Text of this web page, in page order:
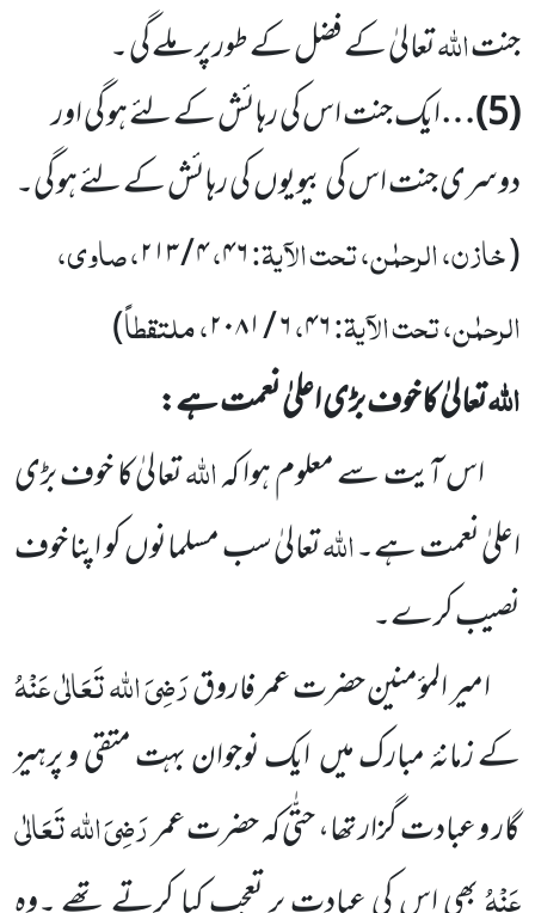
جنتاللہتعالیٰ کے فضل کے طور پر ملے گی ۔
(
5
)…ایک جنت اس کی رہائش کے لئے ہو گی اور
دوسری جنت اس کی بیویوںکی رہائش کے لئے ہو گی۔
(خازن، الرحمٰن، تحت الآیۃ:۴۶،۴/۲۱۳، صاوی،
الرحمٰن، تحت الآیۃ:۴۶،۶/۲۰۸۱، ملتقطاً)
اللہتعالیٰ کا خوف بڑی اعلیٰ نعمت ہے:
اس آیت سے معلوم ہوا کہاللہتعالیٰ کا خوفبڑی
اعلیٰ نعمت ہے۔اللہتعالیٰ سب مسلمانوںکو اپنا خوف
نصیب کرے۔
امیر المؤمنین حضرت عمر فاروقرَضِیَ اللہ تَعَالٰی عَنْہُ
کے زمانۂ مبارک میںایک نوجوان بہت متقی و پرہیز
گار وعبادت گزار تھا، حتّٰی کہ حضرت عمررَضِیَ اللہ تَعَالٰی
عَنْہُ